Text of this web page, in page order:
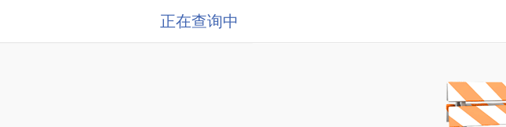
正在查询中